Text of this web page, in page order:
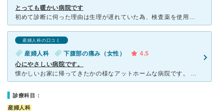
とっても暖かい病院です
初めて診断に伺った理由は生理が遅れていた為、検査薬を使用して陽性反応が出たからでした。 計画妊娠ではなかった為、病院に伺った時の心境は複雑でした。 子供は好きなので生みたい気持ちと、小さな会社に転
産婦人科の口コミ
産婦人科 下腹部の痛み（女性）
4.5
心にやさしい病院です。
懐かしいお家に帰ってきたかの様なアットホームな病院です。 昔から、何かあると駆け込み寺の様にお世話になっていました。 時間も今では少し変わってしまったかもしれないのですが、夕方から夜まで診察し
診療科目：
産婦人科